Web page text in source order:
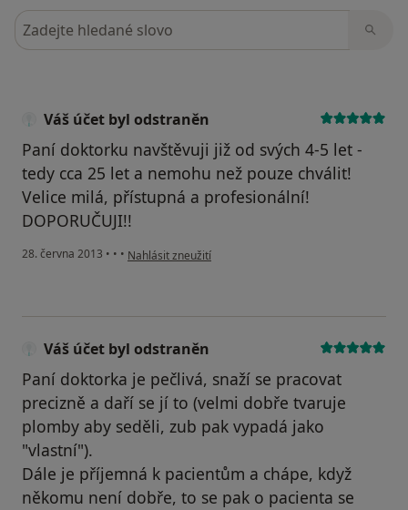
Hledejte v názorech
Váš účet byl odstraněn
Paní doktorku navštěvuji již od svých 4-5 let -
tedy cca 25 let a nemohu než pouze chválit!
Velice milá, přístupná a profesionální!
DOPORUČUJI!!
28. června 2013 • • • podle názoru uživatele Váš účet byl odstraněn
Nahlásit zneužití
Váš účet byl odstraněn
Paní doktorka je pečlivá, snaží se pracovat
precizně a daří se jí to (velmi dobře tvaruje
plomby aby seděli, zub pak vypadá jako
"vlastní").
Dále je příjemná k pacientům a chápe, když
někomu není dobře, to se pak o pacienta se